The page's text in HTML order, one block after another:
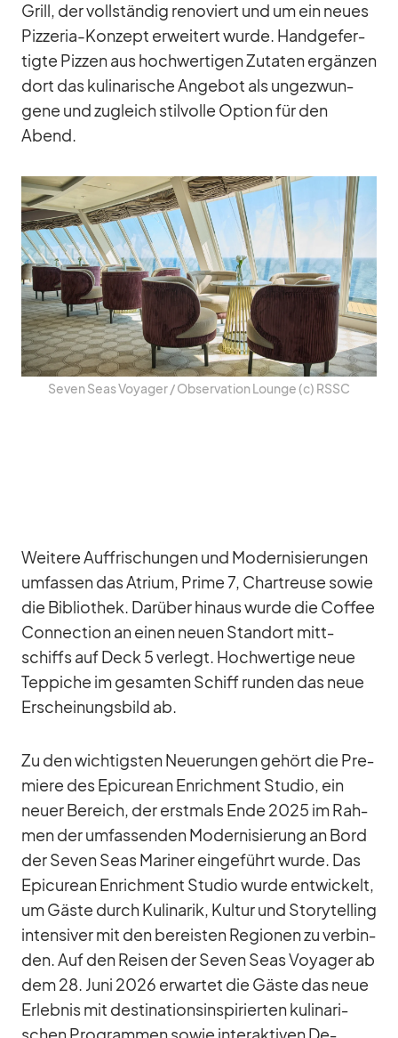
Grill, der voll­stän­dig re­no­viert und um ein neues
Piz­ze­ria-Kon­zept er­wei­tert wurde. Hand­ge­fer­
tigte Piz­zen aus hoch­wer­ti­gen Zu­ta­ten er­gän­zen
dort das ku­li­na­ri­sche An­ge­bot als un­ge­zwun­
gene und zu­gleich stil­volle Op­tion für den
Abend.
Se­ven Seas Voy­a­ger /​ Ob­ser­va­tion Lounge (c) RSSC
Wei­tere Auf­fri­schun­gen und Mo­der­ni­sie­run­gen
um­fas­sen das Atrium, Prime 7, Chartreuse so­wie
die Bi­blio­thek. Dar­über hin­aus wurde die Cof­fee
Con­nec­tion an ei­nen neuen Stand­ort mitt­
schiffs auf Deck 5 ver­legt. Hoch­wer­tige neue
Tep­pi­che im ge­sam­ten Schiff run­den das neue
Er­schei­nungs­bild ab.
Zu den wich­tigs­ten Neue­run­gen ge­hört die Pre­
miere des Epi­cu­rean En­rich­ment Stu­dio, ein
neuer Be­reich, der erst­mals Ende 2025 im Rah­
men der um­fas­sen­den Mo­der­ni­sie­rung an Bord
der Se­ven Seas Ma­ri­ner ein­ge­führt wurde. Das
Epi­cu­rean En­rich­ment Stu­dio wurde ent­wi­ckelt,
um Gäste durch Ku­li­na­rik, Kul­tur und Sto­rytel­ling
in­ten­si­ver mit den be­reis­ten Re­gio­nen zu ver­bin­
den. Auf den Rei­sen der Se­ven Seas Voy­a­ger ab
dem 28. Juni 2026 er­war­tet die Gäste das neue
Er­leb­nis mit de­sti­na­ti­ons­in­spi­rier­ten ku­li­na­ri­